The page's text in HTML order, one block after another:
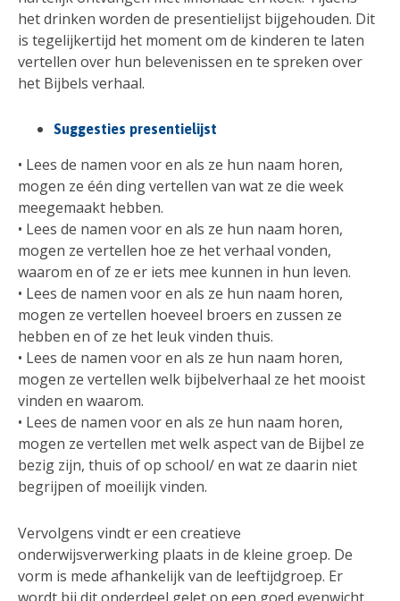
het drinken worden de presentielijst bijgehouden. Dit
is tegelijkertijd het moment om de kinderen te laten
vertellen over hun belevenissen en te spreken over
het Bijbels verhaal.
Suggesties presentielijst
• Lees de namen voor en als ze hun naam horen,
mogen ze één ding vertellen van wat ze die week
meegemaakt hebben.
• Lees de namen voor en als ze hun naam horen,
mogen ze vertellen hoe ze het verhaal vonden,
waarom en of ze er iets mee kunnen in hun leven.
• Lees de namen voor en als ze hun naam horen,
mogen ze vertellen hoeveel broers en zussen ze
hebben en of ze het leuk vinden thuis.
• Lees de namen voor en als ze hun naam horen,
mogen ze vertellen welk bijbelverhaal ze het mooist
vinden en waarom.
• Lees de namen voor en als ze hun naam horen,
mogen ze vertellen met welk aspect van de Bijbel ze
bezig zijn, thuis of op school/ en wat ze daarin niet
begrijpen of moeilijk vinden.
Vervolgens vindt er een creatieve
onderwijsverwerking plaats in de kleine groep. De
vorm is mede afhankelijk van de leeftijdgroep. Er